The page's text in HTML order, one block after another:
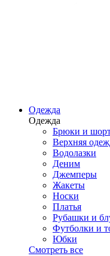
Одежда
Одежда
Брюки и
Верхняя
Водолазки
Деним
Джемперы
Жакеты
Носки
Платья
Рубашки и
Футболки и
Юбки
Смотреть все